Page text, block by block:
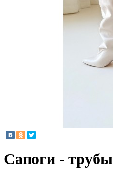
Сапоги - трубы